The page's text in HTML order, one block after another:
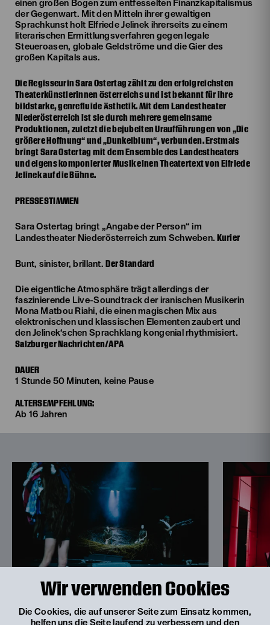
Wir verwenden Cookies
Die Cookies, die auf unserer Seite zum Einsatz kommen,
helfen uns die Seite laufend zu verbessern und den
einen großen Bogen zum entfesselten Finanzkapitalismus
der Gegenwart. Mit den Mitteln ihrer gewaltigen
Sprachkunst holt Elfriede Jelinek ihrerseits zu einem
literarischen Ermittlungsverfahren gegen legale
Steueroasen, globale Geldströme und die Gier des
großen Kapitals aus.
Die Regisseurin Sara Ostertag zählt zu den erfolgreichsten
Theaterkünstlerinnen Österreichs und ist bekannt für ihre
bildstarke, genrefluide Ästhetik. Mit dem Landestheater
Niederösterreich ist sie durch mehrere gemeinsame
Produktionen, zuletzt die bejubelten Uraufführungen von „Die
größere Hoffnung“ und „Dunkelblum“, verbunden. Erstmals
bringt Sara Ostertag mit dem Ensemble des Landestheaters
und eigens komponierter Musik einen Theatertext von Elfriede
Jelinek auf die Bühne.
PRESSESTIMMEN
Sara Ostertag bringt „Angabe der Person“ im
Landestheater Niederösterreich zum Schweben. Kurier
Bunt, sinister, brillant. Der Standard
Die eigentliche Atmosphäre trägt allerdings der
faszinierende Live-Soundtrack der iranischen Musikerin
Mona Matbou Riahi, die einen magischen Mix aus
elektronischen und klassischen Elementen zaubert und
den Jelinek‘schen Sprachklang kongenial rhythmisiert.
Salzburger Nachrichten/APA
DAUER
1 Stunde 50 Minuten, keine Pause
ALTERSEMPFEHLUNG:
Ab 16 Jahren